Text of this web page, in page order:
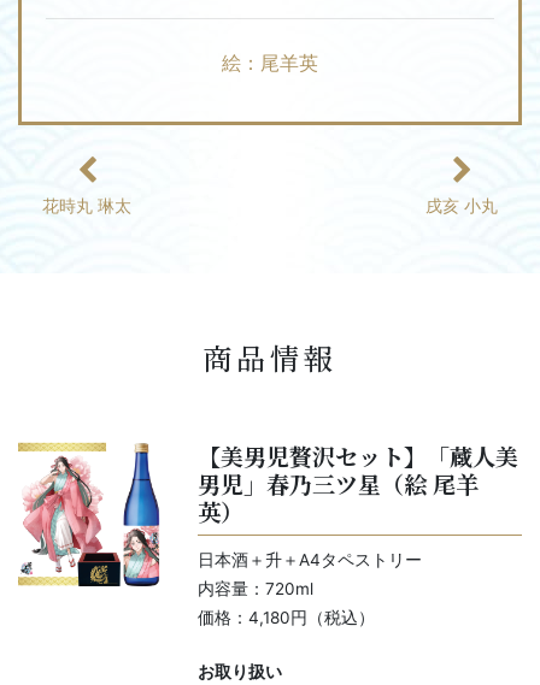
絵：尾羊英
花時丸 琳太 戌亥 小丸
商品情報
【美男児贅沢セット】「蔵人美
男児」春乃三ツ星（絵 尾羊
英）
日本酒＋升＋A4タペストリー
内容量：720ml
価格：4,180円（税込）
お取り扱い